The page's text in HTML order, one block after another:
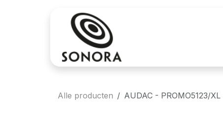
Alle producten AUDAC - PROMO5123/